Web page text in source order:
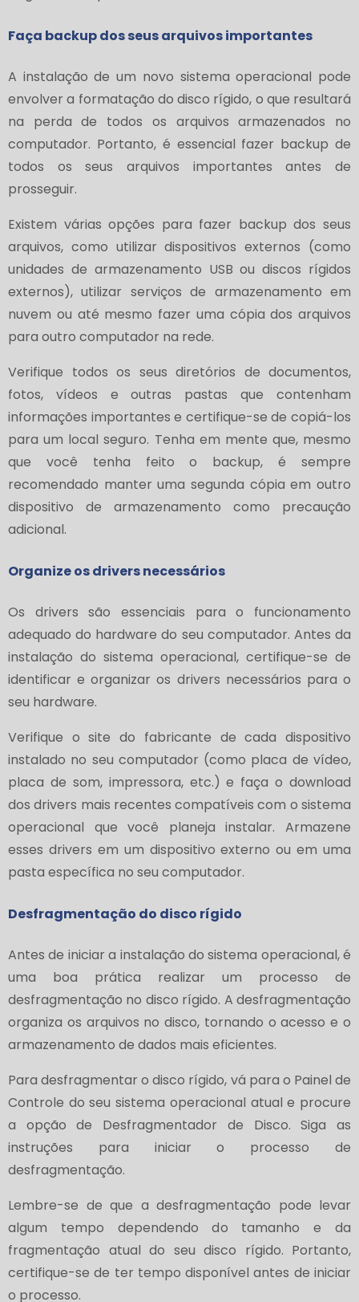
Faça backup dos seus arquivos importantes
A instalação de um novo sistema operacional pode
envolver a formatação do disco rígido, o que resultará
na perda de todos os arquivos armazenados no
computador. Portanto, é essencial fazer backup de
todos os seus arquivos importantes antes de
prosseguir.
Existem várias opções para fazer backup dos seus
arquivos, como utilizar dispositivos externos (como
unidades de armazenamento USB ou discos rígidos
externos), utilizar serviços de armazenamento em
nuvem ou até mesmo fazer uma cópia dos arquivos
para outro computador na rede.
Verifique todos os seus diretórios de documentos,
fotos, vídeos e outras pastas que contenham
informações importantes e certifique-se de copiá-los
para um local seguro. Tenha em mente que, mesmo
que você tenha feito o backup, é sempre
recomendado manter uma segunda cópia em outro
dispositivo de armazenamento como precaução
adicional.
Organize os drivers necessários
Os drivers são essenciais para o funcionamento
adequado do hardware do seu computador. Antes da
instalação do sistema operacional, certifique-se de
identificar e organizar os drivers necessários para o
seu hardware.
Verifique o site do fabricante de cada dispositivo
instalado no seu computador (como placa de vídeo,
placa de som, impressora, etc.) e faça o download
dos drivers mais recentes compatíveis com o sistema
operacional que você planeja instalar. Armazene
esses drivers em um dispositivo externo ou em uma
pasta específica no seu computador.
Desfragmentação do disco rígido
Antes de iniciar a instalação do sistema operacional, é
uma boa prática realizar um processo de
desfragmentação no disco rígido. A desfragmentação
organiza os arquivos no disco, tornando o acesso e o
armazenamento de dados mais eficientes.
Para desfragmentar o disco rígido, vá para o Painel de
Controle do seu sistema operacional atual e procure
a opção de Desfragmentador de Disco. Siga as
instruções para iniciar o processo de
desfragmentação.
Lembre-se de que a desfragmentação pode levar
algum tempo dependendo do tamanho e da
fragmentação atual do seu disco rígido. Portanto,
certifique-se de ter tempo disponível antes de iniciar
o processo.